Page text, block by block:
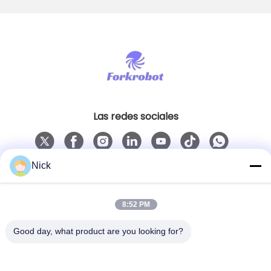
Las redes sociales
00-86-15021631102
El correo electrónico
Nick
8:52 PM
Good day, what product are you looking for?